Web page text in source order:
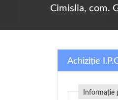
Cimislia, com.
Achiziție
Informație